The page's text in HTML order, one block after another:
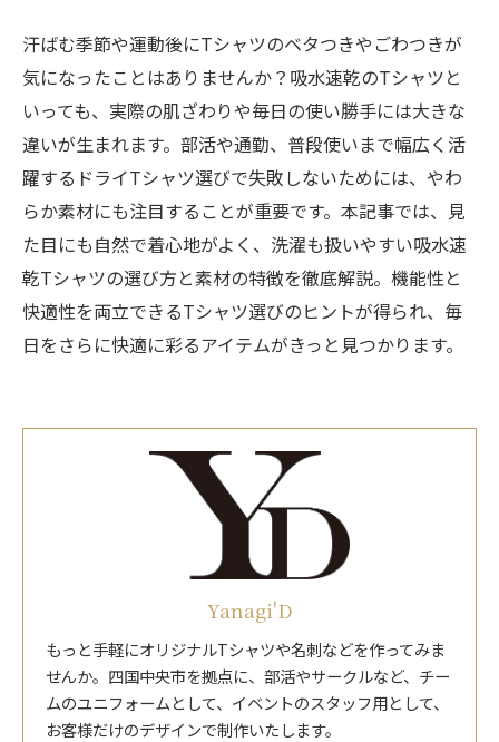
汗ばむ季節や運動後にTシャツのベタつきやごわつきが
気になったことはありませんか？吸水速乾のTシャツと
いっても、実際の肌ざわりや毎日の使い勝手には大きな
違いが生まれます。部活や通勤、普段使いまで幅広く活
躍するドライTシャツ選びで失敗しないためには、やわ
らか素材にも注目することが重要です。本記事では、見
た目にも自然で着心地がよく、洗濯も扱いやすい吸水速
乾Tシャツの選び方と素材の特徴を徹底解説。機能性と
快適性を両立できるTシャツ選びのヒントが得られ、毎
日をさらに快適に彩るアイテムがきっと見つかります。
Yanagi'D
もっと手軽にオリジナルTシャツや名刺などを作ってみま
せんか。四国中央市を拠点に、部活やサークルなど、チー
ムのユニフォームとして、イベントのスタッフ用として、
お客様だけのデザインで制作いたします。